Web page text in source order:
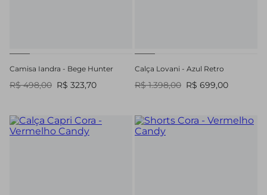
Camisa Iandra - Bege Hunter
R$ 498,00 R$ 323,70
Calça Lovani - Azul Retro
R$ 1.398,00 R$ 699,00